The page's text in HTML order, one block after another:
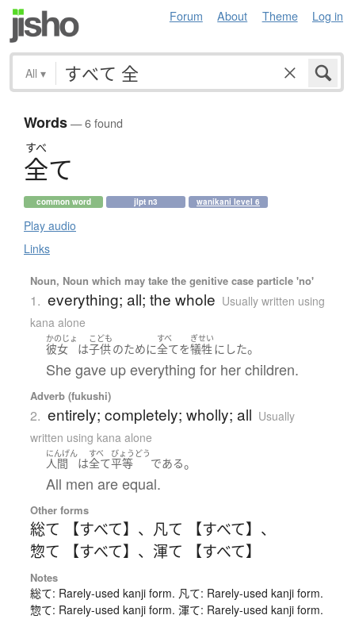
Forum About Theme Log in
All ▾
Words— 6 found
すべ
全て
common word jlpt n3 wanikani level 6
Play audio
Links
Noun, Noun which may take the genitive case particle 'no'
1. everything; all; the whole Usually written using
kana alone
かのじょ
彼女 は
こども
子供のために
すべ
全てを
ぎせい
犠牲 に した。
She gave up everything for her children.
Adverb (fukushi)
2. entirely; completely; wholly; all Usually
written using kana alone
にんげん
人間 は
すべ
全て
びょうどう
平等 である。
All men are equal.
Other forms
総て 【すべて】 、 凡て 【すべて】 、
惣て 【すべて】 、 渾て 【すべて】
Notes
総て: Rarely-used kanji form. 凡て: Rarely-used kanji form.
惣て: Rarely-used kanji form. 渾て: Rarely-used kanji form.